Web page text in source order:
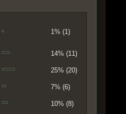
1% (1)
14% (11)
25% (20)
7% (6)
10% (8)